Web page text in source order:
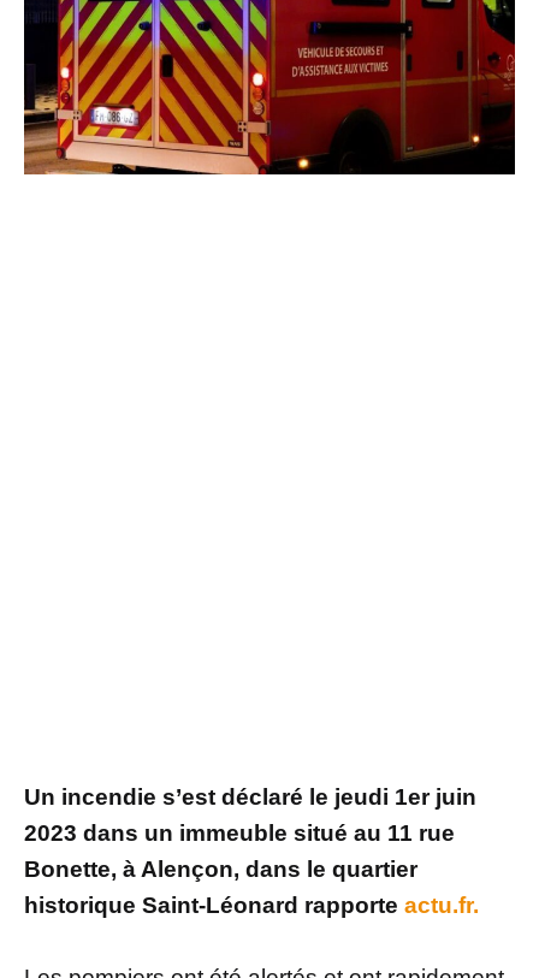
Un incendie s’est déclaré le jeudi 1er juin
2023 dans un immeuble situé au 11 rue
Bonette, à Alençon, dans le quartier
historique Saint-Léonard rapporte actu.fr.